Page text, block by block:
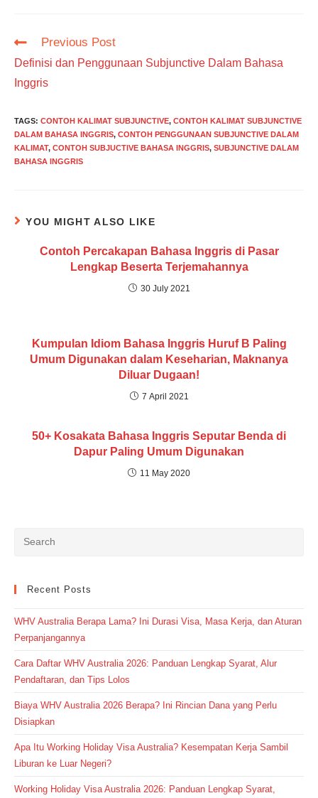
Read
articles
Previous Post
Definisi dan Penggunaan Subjunctive Dalam Bahasa
Inggris
TAGS: CONTOH KALIMAT SUBJUNCTIVE, CONTOH KALIMAT SUBJUNCTIVE
DALAM BAHASA INGGRIS, CONTOH PENGGUNAAN SUBJUNCTIVE DALAM
KALIMAT, CONTOH SUBJUCTIVE BAHASA INGGRIS, SUBJUNCTIVE DALAM
BAHASA INGGRIS
YOU MIGHT ALSO LIKE
Contoh Percakapan Bahasa Inggris di Pasar
Lengkap Beserta Terjemahannya
30 July 2021
Kumpulan Idiom Bahasa Inggris Huruf B Paling
Umum Digunakan dalam Keseharian, Maknanya
Diluar Dugaan!
7 April 2021
50+ Kosakata Bahasa Inggris Seputar Benda di
Dapur Paling Umum Digunakan
11 May 2020
Recent Posts
WHV Australia Berapa Lama? Ini Durasi Visa, Masa Kerja, dan Aturan
Perpanjangannya
Cara Daftar WHV Australia 2026: Panduan Lengkap Syarat, Alur
Pendaftaran, dan Tips Lolos
Biaya WHV Australia 2026 Berapa? Ini Rincian Dana yang Perlu
Disiapkan
Apa Itu Working Holiday Visa Australia? Kesempatan Kerja Sambil
Liburan ke Luar Negeri?
Working Holiday Visa Australia 2026: Panduan Lengkap Syarat,